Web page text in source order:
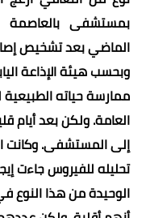
بمستشفى بالعاصمة
الماضي بعد تشخيص
وبحسب هيئة الإذاعة
ممارسة حياته
العامة. ولكن بعد أيام
إلى المستشفى. وكانت
تحليله للفيروس جاءت
الوحيدة من هذا النوع